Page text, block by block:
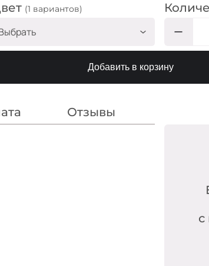
(1 вариантов)
На голубом КЛ416
Добавить в корзину
Отзывы